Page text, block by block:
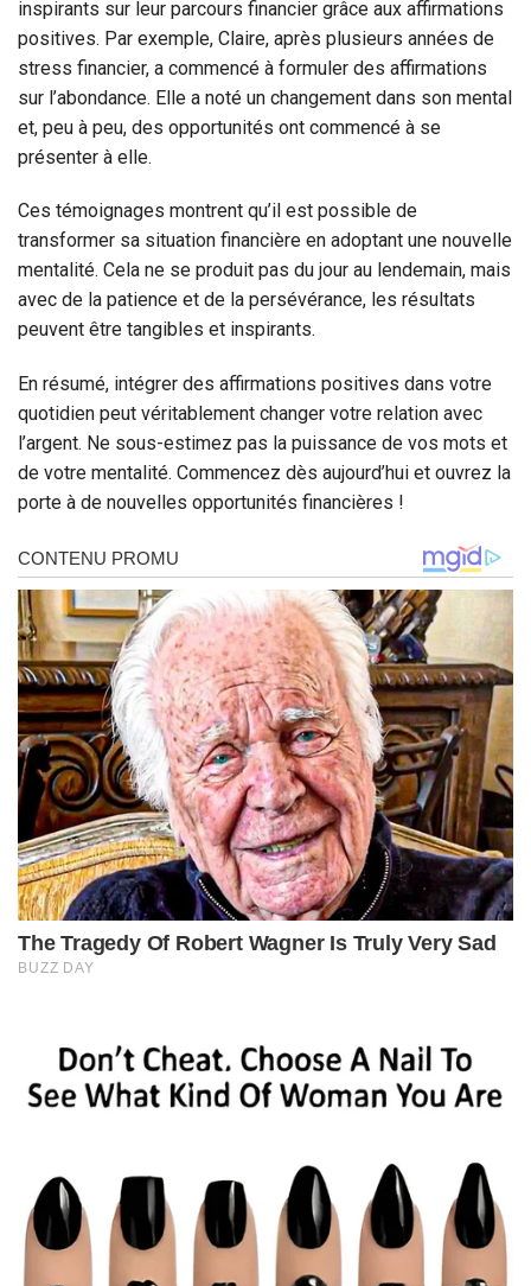
inspirants sur leur parcours financier grâce aux affirmations
positives. Par exemple, Claire, après plusieurs années de
stress financier, a commencé à formuler des affirmations
sur l’abondance. Elle a noté un changement dans son mental
et, peu à peu, des opportunités ont commencé à se
présenter à elle.
Ces témoignages montrent qu’il est possible de
transformer sa situation financière en adoptant une nouvelle
mentalité. Cela ne se produit pas du jour au lendemain, mais
avec de la patience et de la persévérance, les résultats
peuvent être tangibles et inspirants.
En résumé, intégrer des affirmations positives dans votre
quotidien peut véritablement changer votre relation avec
l’argent. Ne sous-estimez pas la puissance de vos mots et
de votre mentalité. Commencez dès aujourd’hui et ouvrez la
porte à de nouvelles opportunités financières !